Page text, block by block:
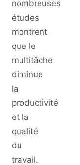
nombreuses
études
montrent
que le
multitâche
diminue
la
productivité
et la
qualité
du
travail.